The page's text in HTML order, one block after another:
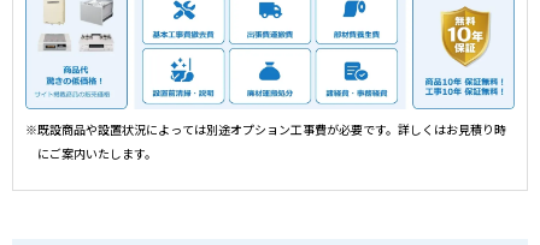
※既設商品や設置状況によっては別途オプション工事費が必要です。詳しくはお見積り時
にご案内いたします。